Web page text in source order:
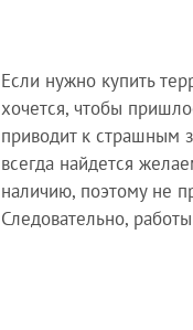
Если нужно купить
хочется, чтобы
приводит к страшным
всегда найдется
наличию, поэтому не
Следовательно,